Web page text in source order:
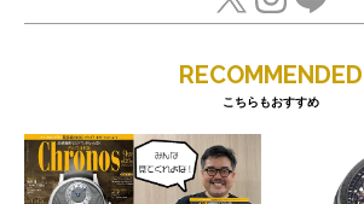
RECOMMENDED
こちらもおすすめ